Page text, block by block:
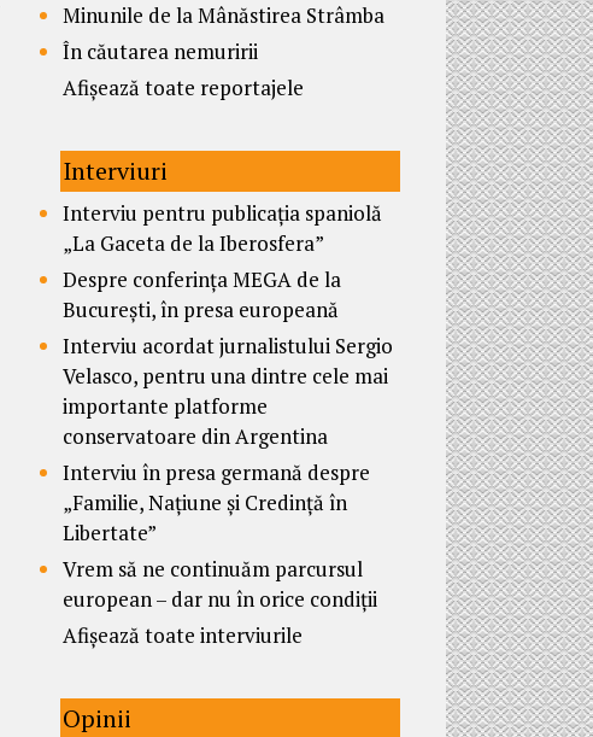
Minunile de la Mânăstirea Strâmba
În căutarea nemuririi
Afișează toate reportajele
Interviuri
Interviu pentru publicația spaniolă
„La Gaceta de la Iberosfera”
Despre conferința MEGA de la
București, în presa europeană
Interviu acordat jurnalistului Sergio
Velasco, pentru una dintre cele mai
importante platforme
conservatoare din Argentina
Interviu în presa germană despre
„Familie, Națiune și Credință în
Libertate”
Vrem să ne continuăm parcursul
european – dar nu în orice condiții
Afișează toate interviurile
Opinii